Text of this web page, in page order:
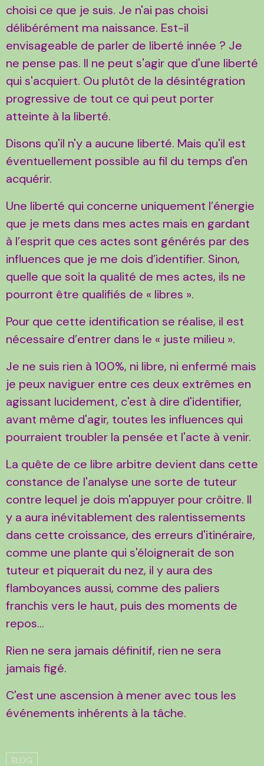
choisi ce que je suis. Je n'ai pas choisi
délibérément ma naissance. Est-il
envisageable de parler de liberté innée ? Je
ne pense pas. Il ne peut s'agir que d'une liberté
qui s'acquiert. Ou plutôt de la désintégration
progressive de tout ce qui peut porter
atteinte à la liberté.
Disons qu'il n'y a aucune liberté. Mais qu'il est
éventuellement possible au fil du temps d'en
acquérir.
Une liberté qui concerne uniquement l’énergie
que je mets dans mes actes mais en gardant
à l’esprit que ces actes sont générés par des
influences que je me dois d’identifier. Sinon,
quelle que soit la qualité de mes actes, ils ne
pourront être qualifiés de « libres ».
Pour que cette identification se réalise, il est
nécessaire d’entrer dans le « juste milieu ».
Je ne suis rien à 100%, ni libre, ni enfermé mais
je peux naviguer entre ces deux extrêmes en
agissant lucidement, c'est à dire d'identifier,
avant même d'agir, toutes les influences qui
pourraient troubler la pensée et l'acte à venir.
La quête de ce libre arbitre devient dans cette
constance de l'analyse une sorte de tuteur
contre lequel je dois m'appuyer pour crôitre. Il
y a aura inévitablement des ralentissements
dans cette croissance, des erreurs d'itinéraire,
comme une plante qui s'éloignerait de son
tuteur et piquerait du nez, il y aura des
flamboyances aussi, comme des paliers
franchis vers le haut, puis des moments de
repos...
Rien ne sera jamais définitif, rien ne sera
jamais figé.
C'est une ascension à mener avec tous les
événements inhérents à la tâche.
BLOG